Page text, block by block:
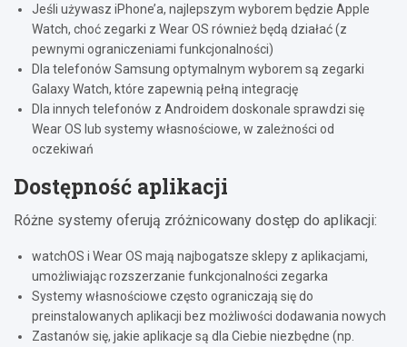
Jeśli używasz iPhone’a, najlepszym wyborem będzie Apple
Watch, choć zegarki z Wear OS również będą działać (z
pewnymi ograniczeniami funkcjonalności)
Dla telefonów Samsung optymalnym wyborem są zegarki
Galaxy Watch, które zapewnią pełną integrację
Dla innych telefonów z Androidem doskonale sprawdzi się
Wear OS lub systemy własnościowe, w zależności od
oczekiwań
Dostępność aplikacji
Różne systemy oferują zróżnicowany dostęp do aplikacji:
watchOS i Wear OS mają najbogatsze sklepy z aplikacjami,
umożliwiając rozszerzanie funkcjonalności zegarka
Systemy własnościowe często ograniczają się do
preinstalowanych aplikacji bez możliwości dodawania nowych
Zastanów się, jakie aplikacje są dla Ciebie niezbędne (np.